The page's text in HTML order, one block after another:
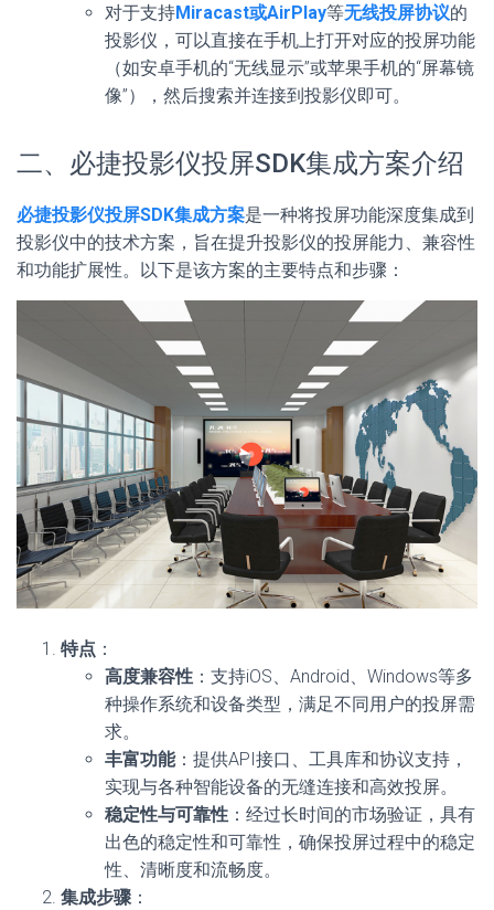
对于支持Miracast或AirPlay等无线投屏协议的
投影仪，可以直接在手机上打开对应的投屏功能
（如安卓手机的“无线显示”或苹果手机的“屏幕镜
像”），然后搜索并连接到投影仪即可。
二、必捷投影仪投屏SDK集成方案介绍
必捷投影仪投屏SDK集成方案是一种将投屏功能深度集成到
投影仪中的技术方案，旨在提升投影仪的投屏能力、兼容性
和功能扩展性。以下是该方案的主要特点和步骤：
特点 ：
高度兼容性 ：支持iOS、Android、Windows等多
种操作系统和设备类型，满足不同用户的投屏需
求。
丰富功能：提供API接口、工具库和协议支持，
实现与各种智能设备的无缝连接和高效投屏。
稳定性与可靠性 ：经过长时间的市场验证，具有
出色的稳定性和可靠性，确保投屏过程中的稳定
性、清晰度和流畅度。
集成步骤：